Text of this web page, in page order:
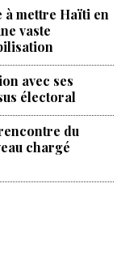
à mettre Haïti en
vaste
avec ses
électoral
du
chargé
et de
du